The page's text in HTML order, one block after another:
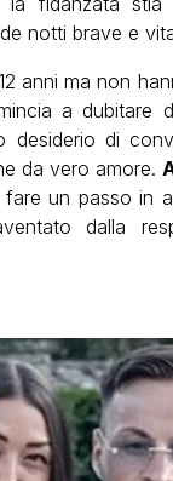
notti brave e
anni ma non
a dubitare
desiderio di
da vero amore.
fare un passo in
dalla